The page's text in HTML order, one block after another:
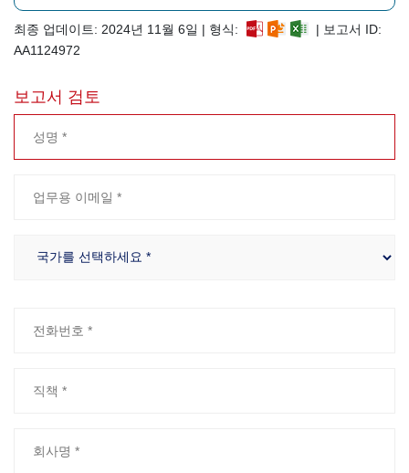
최종 업데이트: 2024년 11월 6일 | 형식:
| 보고서 ID:
AA1124972
보고서 검토